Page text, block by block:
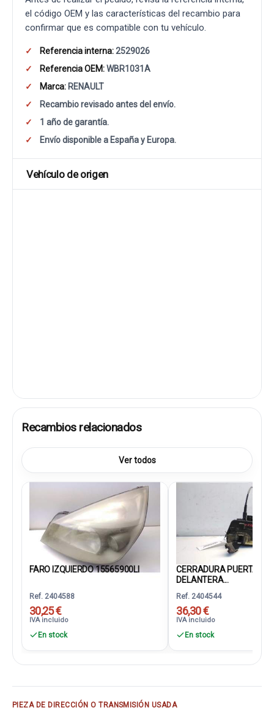
el código OEM y las características del recambio para
confirmar que es compatible con tu vehículo.
Referencia interna:2529026
Referencia OEM:WBR1031A
Marca: RENAULT
Recambio revisado antes del envío.
1 año de garantía.
Envío disponible a España y Europa.
Vehículo de origen
Recambios relacionados
Ver todos
FARO IZQUIERDO 15565900LI
Ref. 2404588
30,25 €
IVA incluido
En stock
CERRADURA PUERTA
DELANTERA...
Ref. 2404544
36,30 €
IVA incluido
En stock
PIEZA DE DIRECCIÓN O TRANSMISIÓN USADA